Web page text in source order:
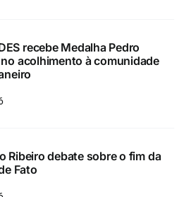
recebe Medalha Pedro
acolhimento à comunidade
Ribeiro debate sobre o fim da
Fato